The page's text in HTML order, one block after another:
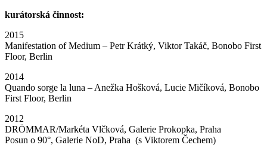
kurátorská činnost:
2015
Manifestation of Medium – Petr Krátký, Viktor Takáč, Bonobo First
Floor, Berlin
2014
Quando sorge la luna – Anežka Hošková, Lucie Mičíková, Bonobo
First Floor, Berlin
2012
DRÖMMAR/Markéta Vlčková, Galerie Prokopka, Praha
Posun o 90°, Galerie NoD, Praha (s Viktorem Čechem)